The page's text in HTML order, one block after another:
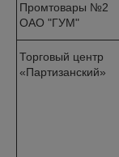
Промтовары №2
ОАО "ГУМ"
Торговый центр
«Партизанский»